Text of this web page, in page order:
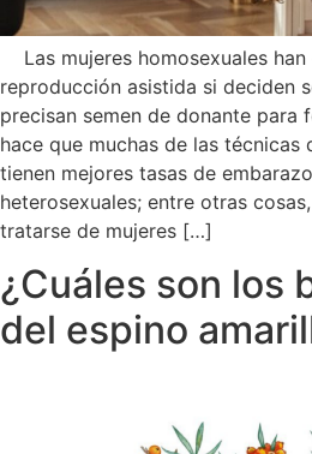
Las mujeres homosexuales
reproducción asistida si deciden
precisan semen de donante para
hace que muchas de las técnicas
tienen mejores tasas de
heterosexuales; entre otras
tratarse de mujeres […]
¿Cuáles son los
del espino